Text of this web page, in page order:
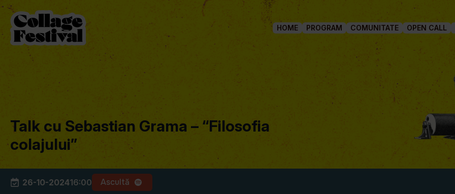
HOME PROGRAM COMUNITATE OPEN CALL
Talk cu Sebastian Grama – “Filosofia
colajului”
26-10-202416:00 Ascultă